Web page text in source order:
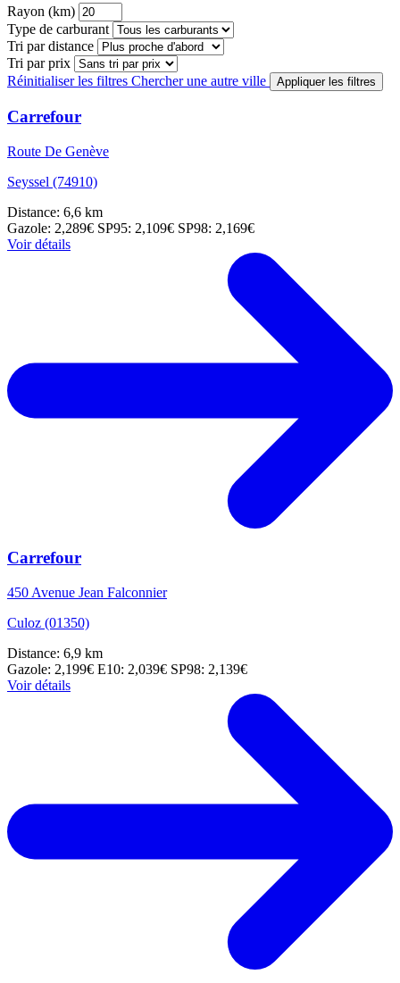
Rayon (km)
Type de carburant
Tri par distance
Tri par prix
Réinitialiser les filtres Chercher une autre ville Appliquer les filtres
Carrefour
Route De Genève
Seyssel (74910)
Distance: 6,6 km
Gazole: 2,289€ SP95: 2,109€ SP98: 2,169€
Voir détails
Carrefour
450 Avenue Jean Falconnier
Culoz (01350)
Distance: 6,9 km
Gazole: 2,199€ E10: 2,039€ SP98: 2,139€
Voir détails